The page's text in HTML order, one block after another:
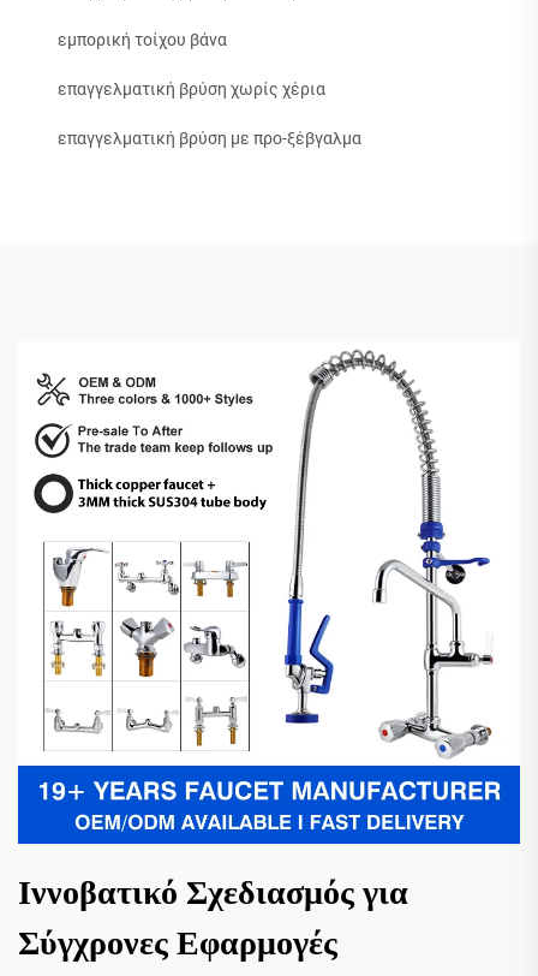
εμπορική τοίχου βάνα
επαγγελματική βρύση χωρίς χέρια
επαγγελματική βρύση με προ-ξέβγαλμα
Ιννοβατικό Σχεδιασμός για
Σύγχρονες Εφαρμογές